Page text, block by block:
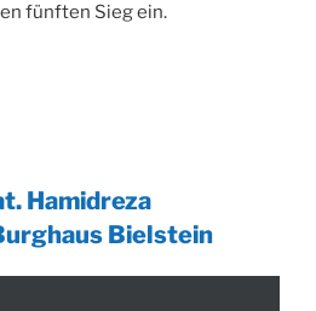
fünften Sieg ein.
Hamidreza
Bielstein